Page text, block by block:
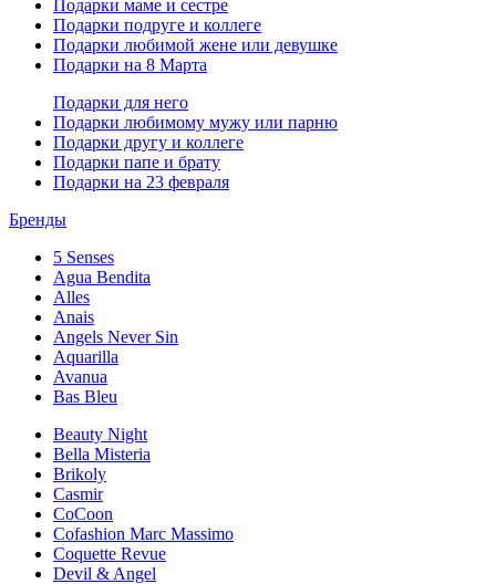
Подарки маме и сестре
Подарки подруге и коллеге
Подарки любимой жене или девушке
Подарки на 8 Марта
Подарки для него
Подарки любимому мужу или парню
Подарки другу и коллеге
Подарки папе и брату
Подарки на 23 февраля
Бренды
5 Senses
Agua Bendita
Alles
Anais
Angels Never Sin
Aquarilla
Avanua
Bas Bleu
Beauty Night
Bella Misteria
Brikoly
Casmir
CoCoon
Cofashion Marc Massimo
Coquette Revue
Devil & Angel